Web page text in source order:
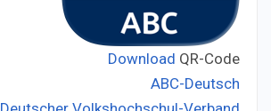
Download QR-Code
ABC-Deutsch